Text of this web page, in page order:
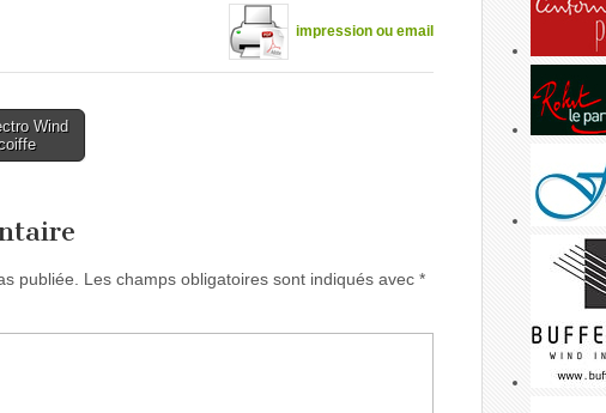
impression ou email
Wind
publiée. Les champs obligatoires sont indiqués avec *